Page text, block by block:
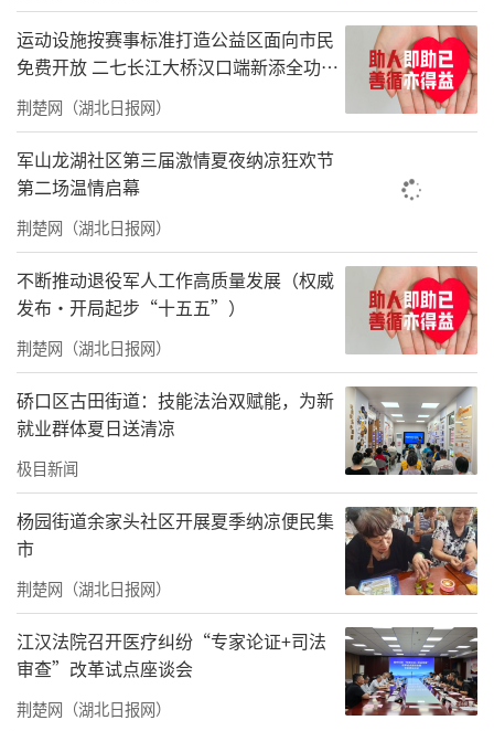
了解孩子的生活状况。通讯员供图
放学的路上，妈妈们和孩子们一路欢声笑语。
在轻松愉快的氛围里，爱心妈妈详细了解孩子
们的生活状况、学习情况和心理状态。在路过
村口小河时，妈妈们细心叮嘱孩子们远离危险
水域、遵守交通规则，时刻牢记自我保护
在孩子们的家里，爱心妈妈们耐心地陪孩子们
写作业，听孩子们讲自己的梦想，留守宝贝也
向爱心妈妈展示他们喂养的蚕，把漂亮的蚕茧
送给可爱的妈妈们。
一场暖心相聚，一次真情陪伴。此次活动不仅
又加深了爱心妈妈与结对留守儿童的情谊，更
运动设施按赛事标准打造公益区面向市民
免费开放 二七长江大桥汉口端新添全功能
体育公园
荆楚网（湖北日报网）
军山龙湖社区第三届激情夏夜纳凉狂欢节
第二场温情启幕
荆楚网（湖北日报网）
不断推动退役军人工作高质量发展（权威
发布·开局起步“十五五”）
荆楚网（湖北日报网）
硚口区古田街道：技能法治双赋能，为新
就业群体夏日送清凉
极目新闻
杨园街道余家头社区开展夏季纳凉便民集
市
荆楚网（湖北日报网）
江汉法院召开医疗纠纷“专家论证+司法
审查”改革试点座谈会
荆楚网（湖北日报网）